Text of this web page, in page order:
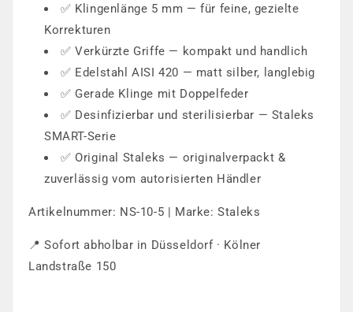
✅ Klingenlänge 5 mm — für feine, gezielte
Korrekturen
✅ Verkürzte Griffe — kompakt und handlich
✅ Edelstahl AISI 420 — matt silber, langlebig
✅ Gerade Klinge mit Doppelfeder
✅ Desinfizierbar und sterilisierbar — Staleks
SMART-Serie
✅ Original Staleks — originalverpackt &
zuverlässig vom autorisierten Händler
Artikelnummer: NS-10-5 | Marke: Staleks
📍 Sofort abholbar in Düsseldorf · Kölner
Landstraße 150